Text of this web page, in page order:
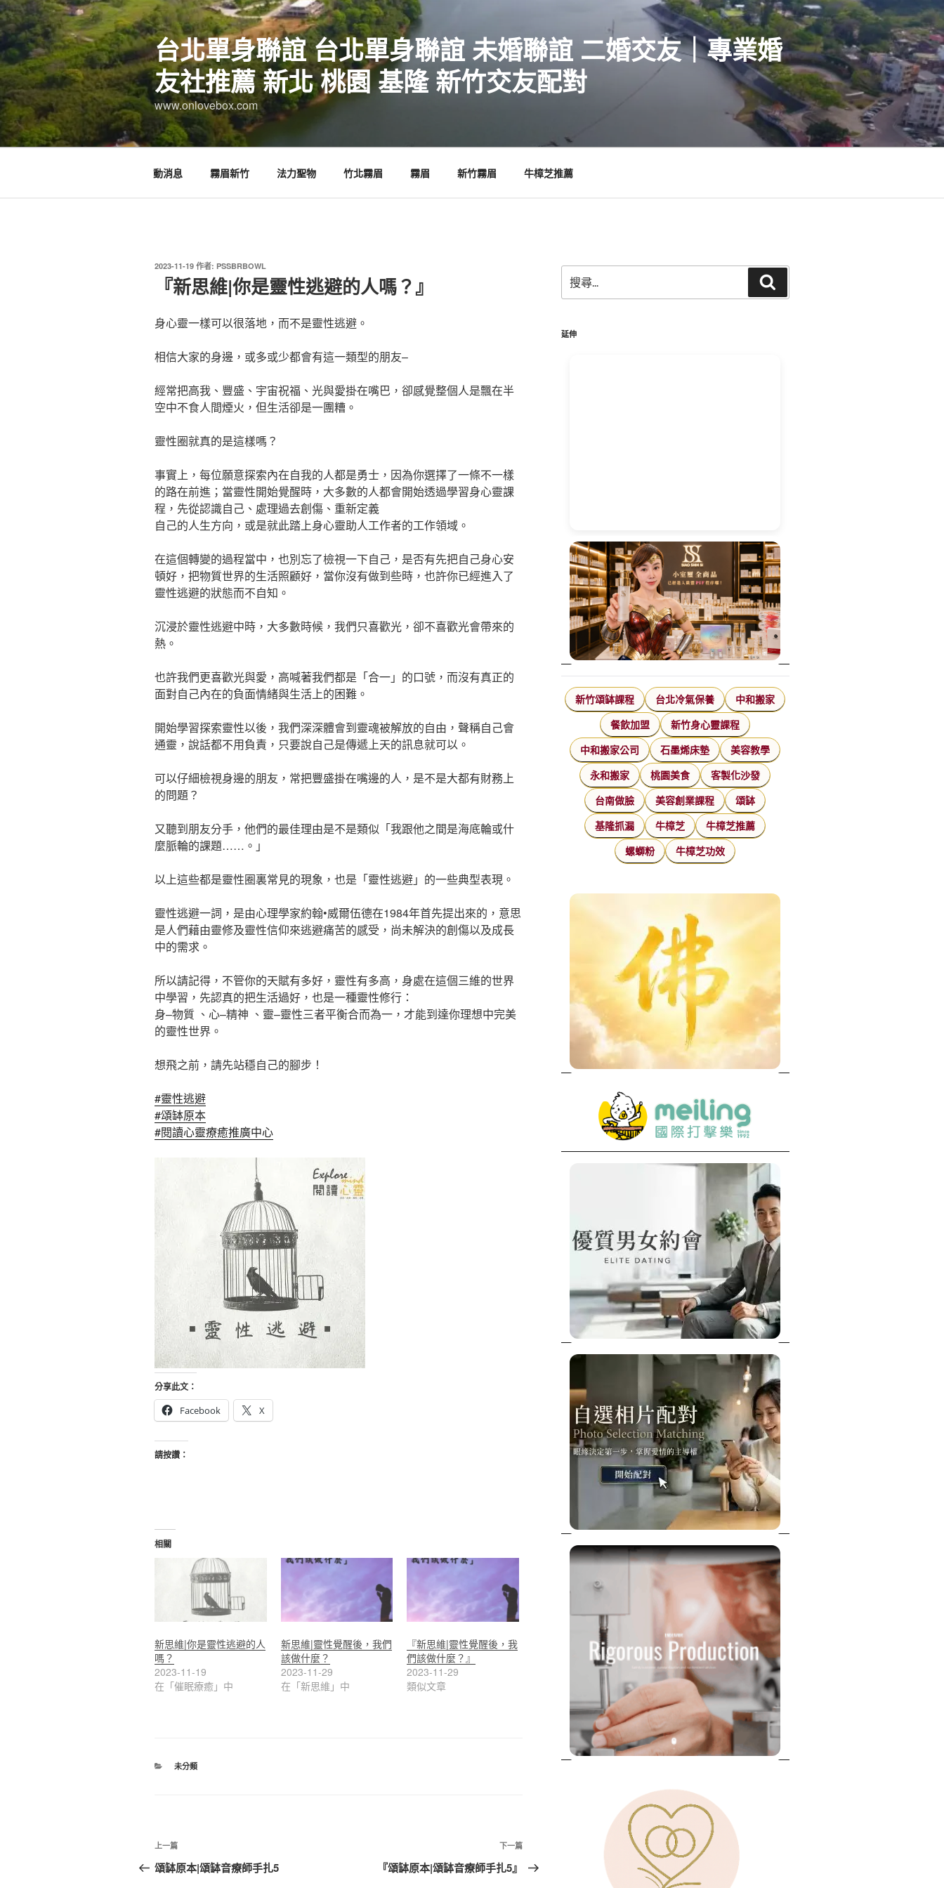
跳
至
主
要
內
容
台北單身聯誼 台北單身聯誼 未婚聯誼 二婚交友｜專業婚
友社推薦 新北 桃園 基隆 新竹交友配對
www.onlovebox.com
動消息 霧眉新竹 法力聖物 竹北霧眉 霧眉 新竹霧眉 牛樟芝推薦
發
2023-11-19 作者: PSSBRBOWL
『新思維|你是靈性逃避的人嗎？』
身心靈一樣可以很落地，而不是靈性逃避。
相信大家的身邊，或多或少都會有這一類型的朋友–
經常把高我、豐盛、宇宙祝福、光與愛掛在嘴巴，卻感覺整個人是飄在半
空中不食人間煙火，但生活卻是一團糟。
靈性圈就真的是這樣嗎？
事實上，每位願意探索內在自我的人都是勇士，因為你選擇了一條不一樣
的路在前進；當靈性開始覺醒時，大多數的人都會開始透過學習身心靈課
程，先從認識自己、處理過去創傷、重新定義
自己的人生方向，或是就此踏上身心靈助人工作者的工作領域。
在這個轉變的過程當中，也別忘了檢視一下自己，是否有先把自己身心安
頓好，把物質世界的生活照顧好，當你沒有做到些時，也許你已經進入了
靈性逃避的狀態而不自知。
沉浸於靈性逃避中時，大多數時候，我們只喜歡光，卻不喜歡光會帶來的
熱。
也許我們更喜歡光與愛，高喊著我們都是「合一」的口號，而沒有真正的
面對自己內在的負面情緒與生活上的困難。
開始學習探索靈性以後，我們深深體會到靈魂被解放的自由，聲稱自己會
通靈，說話都不用負責，只要說自己是傳遞上天的訊息就可以。
可以仔細檢視身邊的朋友，常把豐盛掛在嘴邊的人，是不是大都有財務上
的問題？
又聽到朋友分手，他們的最佳理由是不是類似「我跟他之間是海底輪或什
麼脈輪的課題……。」
以上這些都是靈性圈裏常見的現象，也是「靈性逃避」的一些典型表現。
靈性逃避一詞，是由心理學家約翰•威爾伍德在1984年首先提出來的，意思
是人們藉由靈修及靈性信仰來逃避痛苦的感受，尚未解決的創傷以及成長
中的需求。
所以請記得，不管你的天賦有多好，靈性有多高，身處在這個三維的世界
中學習，先認真的把生活過好，也是一種靈性修行：
身–物質 、心–精神 、靈–靈性三者平衡合而為一，才能到達你理想中完美
的靈性世界。
想飛之前，請先站穩自己的腳步！
#靈性逃避
#頌缽原本
#閱讀心靈療癒推廣中心
分享此文：
Facebook
X
請按讚：
相關
新思維|你是靈性逃避的人
嗎？
2023-11-19
在「催眠療癒」中
新思維|靈性覺醒後，我們
該做什麼？
2023-11-29
在「新思維」中
『新思維|靈性覺醒後，我
們該做什麼？』
2023-11-29
類似文章
分
未分類
文
章
上
一
上一篇
頌缽原本|頌缽音療師手扎5
下
一
下一篇
『頌缽原本|頌缽音療師手扎5』
尋
關
字:
尋
延伸
新竹頌缽課程 台北冷氣保養 中和搬家
餐飲加盟 新竹身心靈課程
中和搬家公司 石墨烯床墊 美容教學
永和搬家 桃園美食 客製化沙發
台南做臉 美容創業課程 頌缽
基隆抓漏 牛樟芝 牛樟芝推薦
螺螄粉 牛樟芝功效